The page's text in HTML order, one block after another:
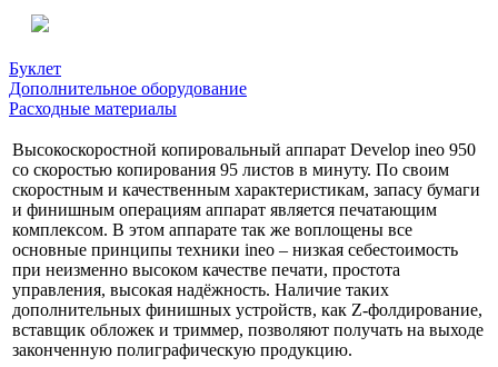
Буклет
Дополнительное оборудование
Расходные материалы
Высокоскоростной копировальный аппарат Develop ineo 950
со скоростью копирования 95 листов в минуту. По своим
скоростным и качественным характеристикам, запасу бумаги
и финишным операциям аппарат является печатающим
комплексом. В этом аппарате так же воплощены все
основные принципы техники ineo – низкая себестоимость
при неизменно высоком качестве печати, простота
управления, высокая надёжность. Наличие таких
дополнительных финишных устройств, как Z-фолдирование,
вставщик обложек и триммер, позволяют получать на выходе
законченную полиграфическую продукцию.